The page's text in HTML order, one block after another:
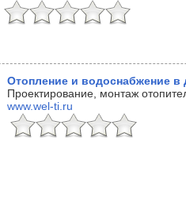
Отопление и водоснабжение в
Проектирование, монтаж
www.wel-ti.ru